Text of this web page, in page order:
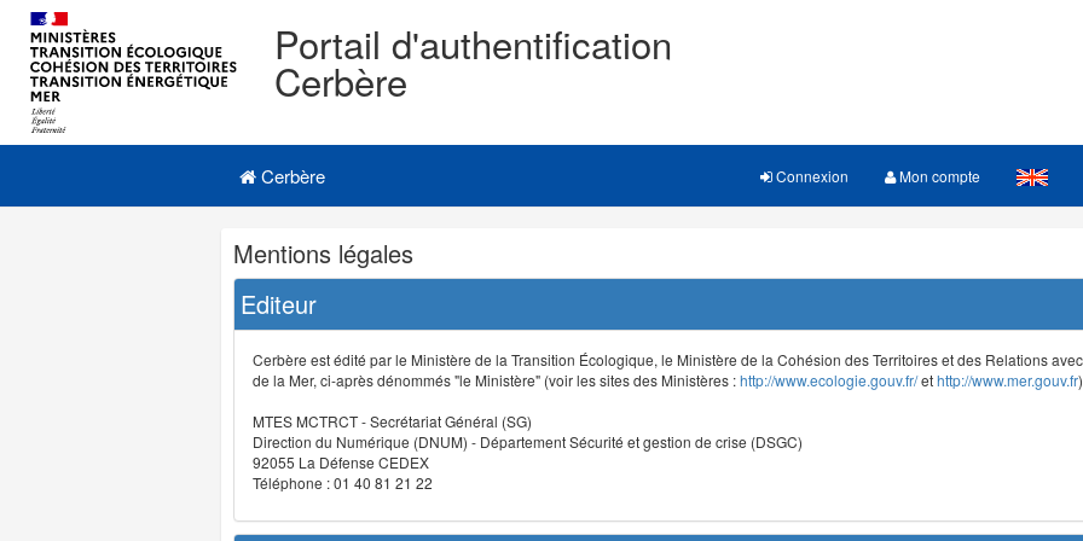
Portail d'authentification
Cerbère
Navigation
Menu principal
Cerbère Connexion Mon compte
Navigation
et
outils
annexes
Mentions légales
Editeur
Cerbère est édité par le Ministère de la Transition Écologique, le Ministère de la Cohésion des Territoires et des Relations
de la Mer, ci-après dénommés "le Ministère" (voir les sites des Ministères :http://www.ecologie.gouv.fr/ethttp://www.mer.gouv.fr
MTES MCTRCT - Secrétariat Général (SG)
Direction du Numérique (DNUM) - Département Sécurité et gestion de crise (DSGC)
92055 La Défense CEDEX
Téléphone : 01 40 81 21 22